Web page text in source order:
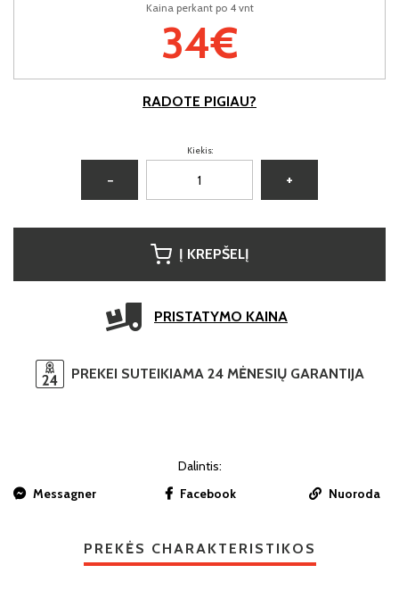
Kaina perkant po 4 vnt
34€
RADOTE PIGIAU?
Kiekis:
− +
Į KREPŠELĮ
PRISTATYMO KAINA
PREKEI SUTEIKIAMA 24 MĖNESIŲ GARANTIJA
Dalintis:
Messagner
Facebook Nuoroda
PREKĖS CHARAKTERISTIKOS